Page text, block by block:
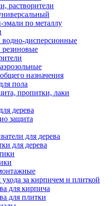
растворители
эмали по металлу
водно-дисперсионные
резиновые
назначения
пола
пропитки, лаки
дерева
защита
для дерева
для дерева
ухода за кирпичем и плиткой
для кирпича
для плитки